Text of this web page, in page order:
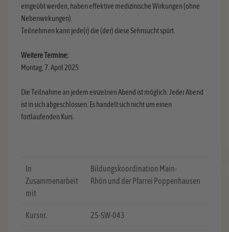
eingeübt werden, haben effektive medizinische Wirkungen (ohne
Nebenwirkungen).
Teilnehmen kann jede(r) die (der) diese Sehnsucht spürt.
Weitere Termine:
Montag, 7. April 2025
Die Teilnahme an jedem einzelnen Abend ist möglich. Jeder Abend
ist in sich abgeschlossen. Es handelt sich nicht um einen
fortlaufenden Kurs.
In
Zusammenarbeit
mit
Bildungskoordination Main-
Rhön und der Pfarrei Poppenhausen
Kursnr. 25-SW-043